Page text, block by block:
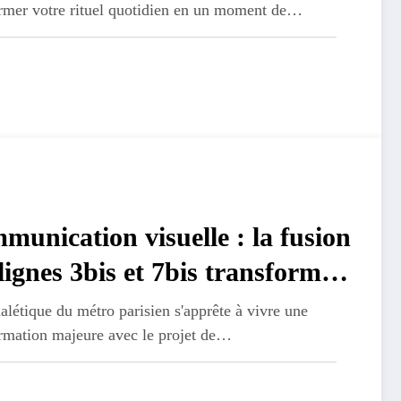
votre rituel quotidien en un moment de…
visuelle : la fusion
3bis et 7bis transforme
du metro parisien
du métro parisien s'apprête à vivre une
majeure avec le projet de…